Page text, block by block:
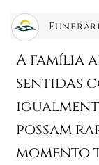
A família
sentidas
possam